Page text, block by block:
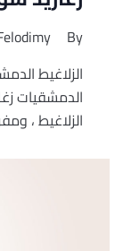
By
Felodimy
الزلاغيط
الدمشقيات
الزلاغيط ،